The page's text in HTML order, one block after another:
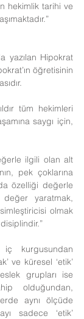
hekimlik tarihi ve
yazılan Hipokrat
öğretisinin
tüm hekimleri
saygı için,
ilgili olan alt
pek çoklarına
özelliği değerle
yaratmak,
olmak
kurgusundan
ve küresel ‘etik’
grupları ise
olduğundan,
aynı ölçüde
sadece ‘etik’